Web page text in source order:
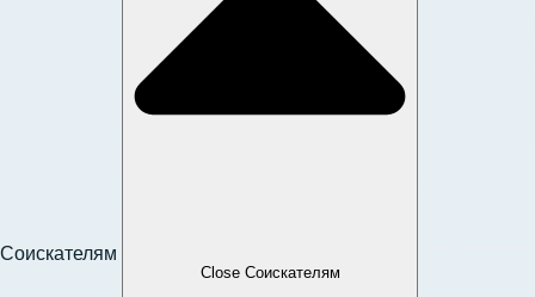
Соискателям
Close Соискателям